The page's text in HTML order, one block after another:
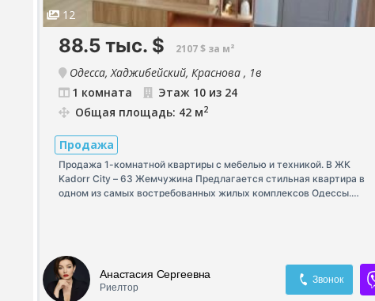
12
88.5 тыс. $ 2107 $ за м²
Одесса, Хаджибейский, Краснова , 1в
1 комната
Этаж 10 из 24
Общая площадь: 42 м2
Продажа
Продажа 1-комнатной квартиры с мебелью и техникой. В ЖК
Kadorr City – 63 Жемчужина Предлагается стильная квартира в
одном из самых востребованных жилых комплексов Одессы.
ремонт; мебель и техника Whirlpool; стирально-сушильная
машина; предусмотрены выводы и автоматика для подключения
резервного питания. Закрытая охраняемая территория,
Анастасия Сергеевна
Риелтор
Звонок